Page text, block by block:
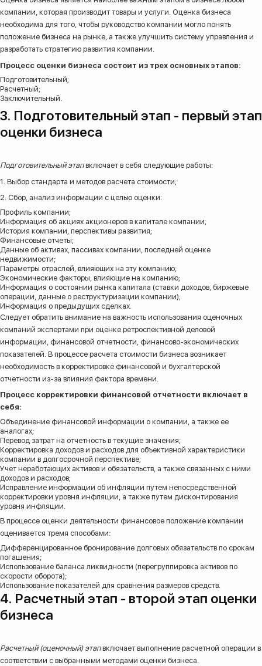
компании, которая производит товары и услуги. Оценка бизнеса
необходима для того, чтобы руководство компании могло понять
положение бизнеса на рынке, а также улучшить систему управления и
разработать стратегию развития компании.
Процесс оценки бизнеса состоит из трех основных этапов:
Подготовительный;
Расчетный;
Заключительный.
3. Подготовительный этап - первый этап
оценки бизнеса
Подготовительный этапвключает в себя следующие работы:
1. Выбор стандарта и методов расчета стоимости;
2. Сбор, анализ информации с целью оценки:
Профиль компании;
Информация об акциях акционеров в капитале компании;
История компании, перспективы развития;
Финансовые отчеты;
Данные об активах, пассивах компании, последней оценке
недвижимости;
Параметры отраслей, влияющих на эту компанию;
Экономические факторы, влияющие на компанию;
Информация о состоянии рынка капитала (ставки доходов, биржевые
операции, данные о реструктуризации компании);
Информация о предыдущих сделках.
Следует обратить внимание на важность использования оценочных
компаний экспертами при оценке ретроспективной деловой
информации, финансовой отчетности, финансово-экономических
показателей. В процессе расчета стоимости бизнеса возникает
необходимость в корректировке финансовой и бухгалтерской
отчетности из-за влияния фактора времени.
Процесс корректировки финансовой отчетности включает в
себя:
Объединение финансовой информации о компании, а также ее
аналогах;
Перевод затрат на отчетность в текущие значения;
Корректировка доходов и расходов для объективной характеристики
компании в долгосрочной перспективе;
Учет неработающих активов и обязательств, а также связанных с ними
доходов и расходов;
Исправление информации об инфляции путем непосредственной
корректировки уровня инфляции, а также путем дисконтирования
уровня инфляции.
В процессе оценки деятельности финансовое положение компании
оценивается тремя способами:
Дифференцированное бронирование долговых обязательств по срокам
погашения;
Использование баланса ликвидности (перегруппировка активов по
скорости оборота);
Использование показателей для сравнения размеров средств.
4. Расчетный этап - второй этап оценки
бизнеса
Расчетный (оценочный) этапвключает выполнение расчетной операции в
соответствии с выбранными методами оценки бизнеса.